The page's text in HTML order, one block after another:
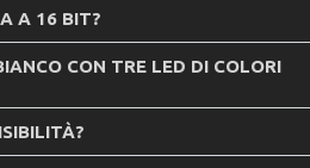
A 16 BIT?
CON TRE LED DI COLORI